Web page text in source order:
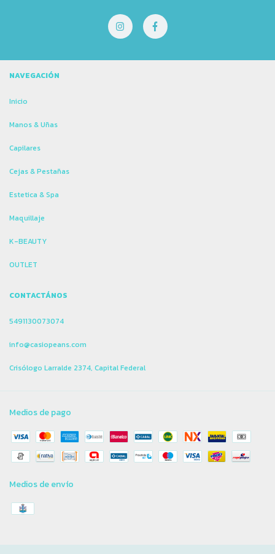
NAVEGACIÓN
Inicio
Manos & Uñas
Capilares
Cejas & Pestañas
Estetica & Spa
Maquillaje
K-BEAUTY
OUTLET
CONTACTÁNOS
5491130073074
info@casiopeans.com
Crisólogo Larralde 2374, Capital Federal
Medios de pago
Medios de envío